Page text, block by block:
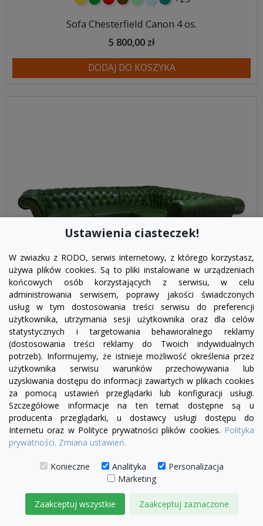
Sofa Chesterfield Canon 4 os.
5 800,00 zł
DODAJ DO KOSZYKA
visibility
żółtyzielonyczerwony
czekoladowy
turkusowy
granatowy
niebieski
+22
Narożnik Chesterfield Fine Ludwik 260x230 z
funkcją spania codziennego
16 850,00 zł
DODAJ DO KOSZYKA
Ustawienia ciasteczek!
W zwiazku z RODO, serwis internetowy, z którego korzystasz,
używa plików cookies. Są to pliki instalowane w urządzeniach
końcowych osób korzystających z serwisu, w celu
administrowania serwisem, poprawy jakości świadczonych
usług w tym dostosowania treści serwisu do preferencji
użytkownika, utrzymania sesji użytkownika oraz dla celów
statystycznych i targetowania behawioralnego reklamy
(dostosowania treści reklamy do Twoich indywidualnych
potrzeb). Informujemy, że istnieje możliwość określenia przez
użytkownika serwisu warunków przechowywania lub
uzyskiwania dostępu do informacji zawartych w plikach cookies
za pomocą ustawień przeglądarki lub konfiguracji usługi.
Szczegółowe informacje na ten temat dostępne są u
producenta przeglądarki, u dostawcy usługi dostępu do
Internetu oraz w Polityce prywatności plików cookies. Polityka
prywatności. Zmiana ustawień.
Konieczne Analityka
Personalizacja
Marketing
Zaakceptuj wszystkie Zaakceptuj zaznaczone